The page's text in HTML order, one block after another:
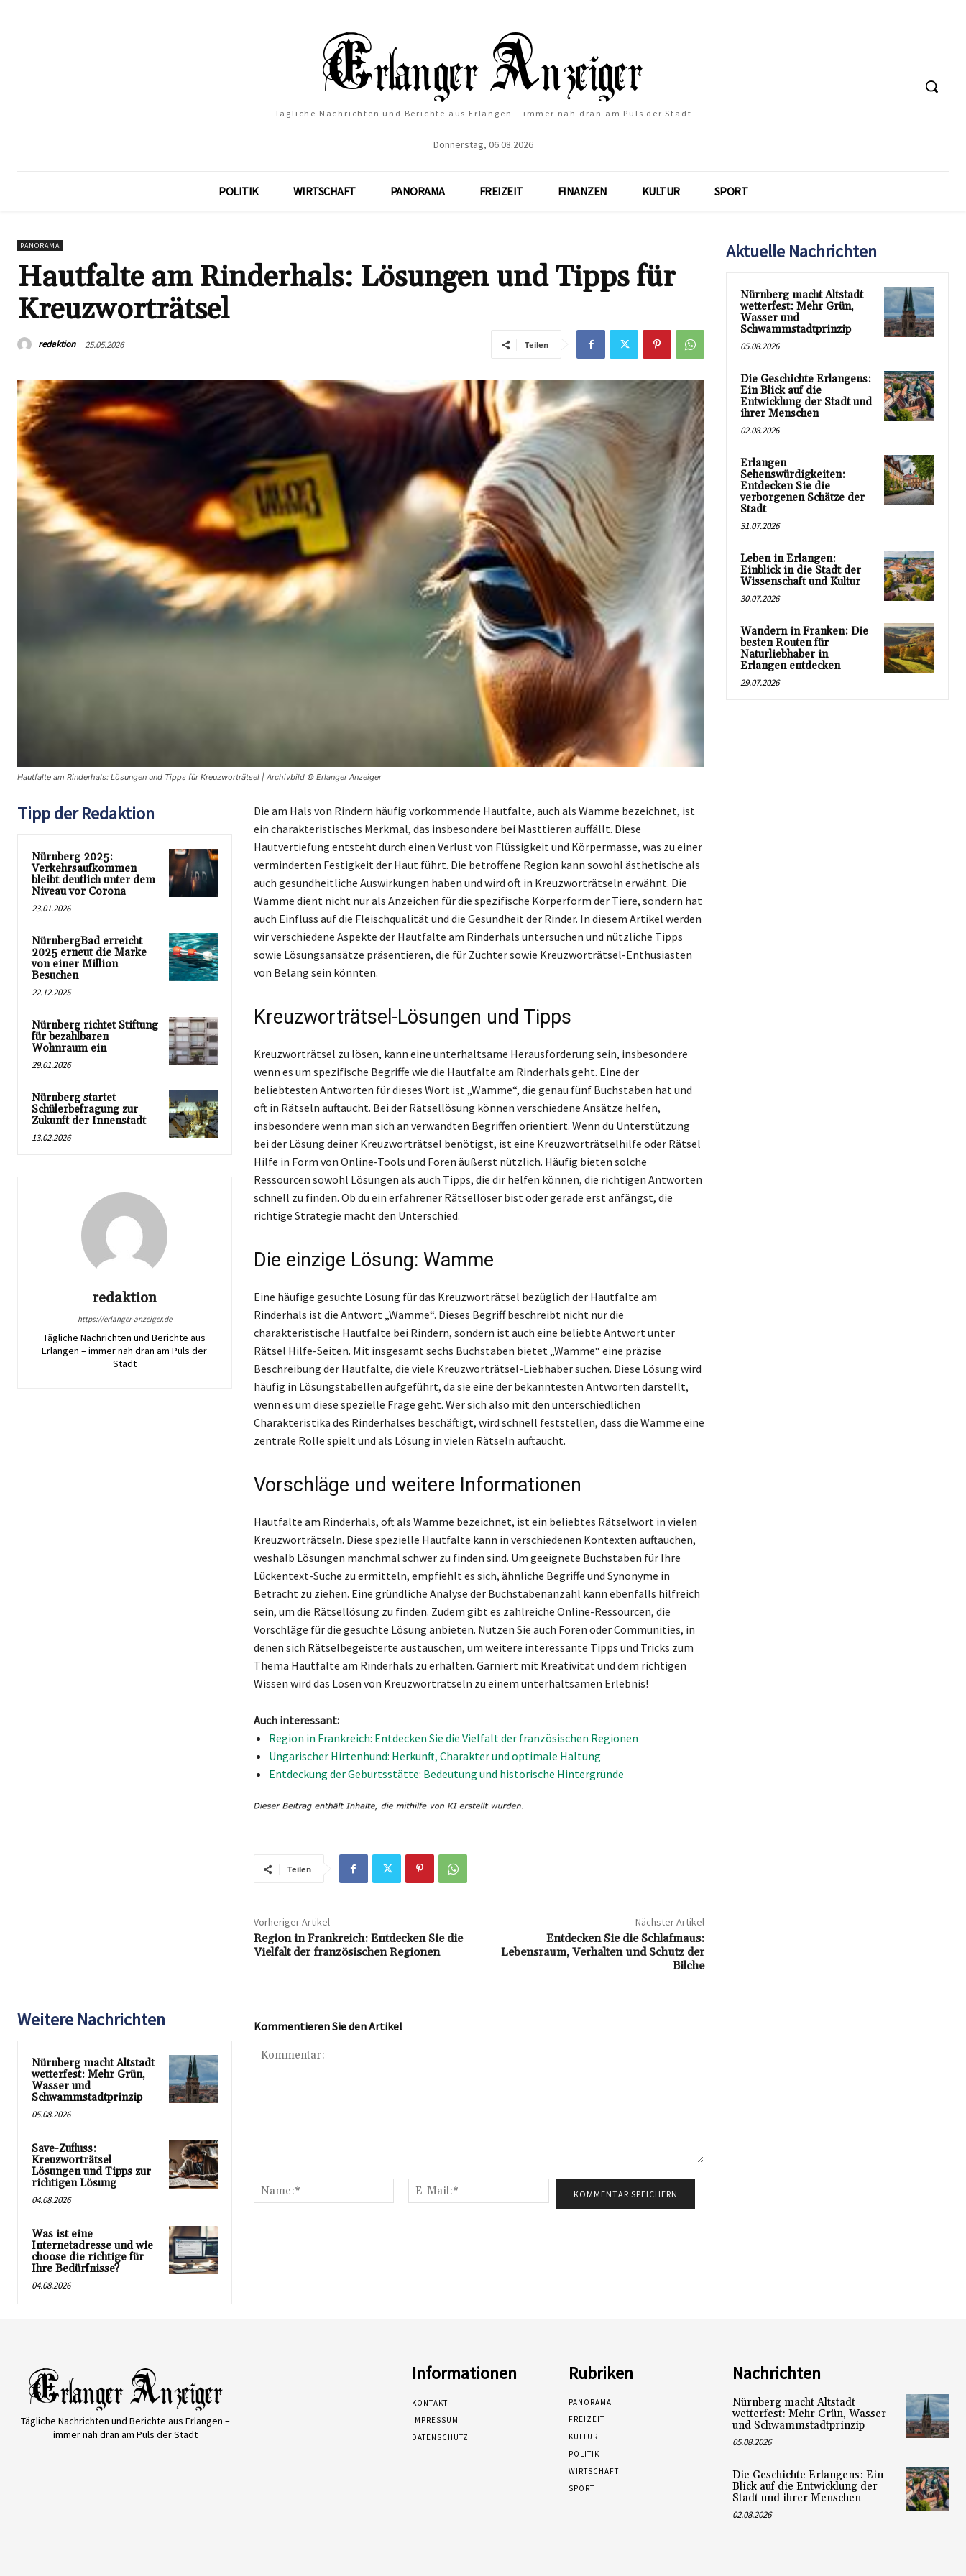
Tägliche Nachrichten und Berichte aus Erlangen – immer nah dran am Puls der Stadt
Donnerstag, 06.08.2026
POLITIK WIRTSCHAFT PANORAMA FREIZEIT FINANZEN KULTUR SPORT
PANORAMA
Hautfalte am Rinderhals: Lösungen und Tipps für
Kreuzworträtsel
redaktion 25.05.2026 Teilen
Hautfalte am Rinderhals: Lösungen und Tipps für Kreuzworträtsel | Archivbild © Erlanger Anzeiger
Tipp der Redaktion
Nürnberg 2025:
Verkehrsaufkommen
bleibt deutlich unter dem
Niveau vor Corona
23.01.2026
NürnbergBad erreicht
2025 erneut die Marke
von einer Million
Besuchen
22.12.2025
Nürnberg richtet Stiftung
für bezahlbaren
Wohnraum ein
29.01.2026
Nürnberg startet
Schülerbefragung zur
Zukunft der Innenstadt
13.02.2026
redaktion
https://erlanger-anzeiger.de
Tägliche Nachrichten und Berichte aus
Erlangen – immer nah dran am Puls der
Stadt
Die am Hals von Rindern häufig vorkommende Hautfalte, auch als Wamme bezeichnet, ist
ein charakteristisches Merkmal, das insbesondere bei Masttieren auffällt. Diese
Hautvertiefung entsteht durch einen Verlust von Flüssigkeit und Körpermasse, was zu einer
verminderten Festigkeit der Haut führt. Die betroffene Region kann sowohl ästhetische als
auch gesundheitliche Auswirkungen haben und wird oft in Kreuzworträtseln erwähnt. Die
Wamme dient nicht nur als Anzeichen für die spezifische Körperform der Tiere, sondern hat
auch Einfluss auf die Fleischqualität und die Gesundheit der Rinder. In diesem Artikel werden
wir verschiedene Aspekte der Hautfalte am Rinderhals untersuchen und nützliche Tipps
sowie Lösungsansätze präsentieren, die für Züchter sowie Kreuzworträtsel-Enthusiasten
von Belang sein könnten.
Kreuzworträtsel-Lösungen und Tipps
Kreuzworträtsel zu lösen, kann eine unterhaltsame Herausforderung sein, insbesondere
wenn es um spezifische Begriffe wie die Hautfalte am Rinderhals geht. Eine der
beliebtesten Antworten für dieses Wort ist „Wamme“, die genau fünf Buchstaben hat und
oft in Rätseln auftaucht. Bei der Rätsellösung können verschiedene Ansätze helfen,
insbesondere wenn man sich an verwandten Begriffen orientiert. Wenn du Unterstützung
bei der Lösung deiner Kreuzworträtsel benötigst, ist eine Kreuzworträtselhilfe oder Rätsel
Hilfe in Form von Online-Tools und Foren äußerst nützlich. Häufig bieten solche
Ressourcen sowohl Lösungen als auch Tipps, die dir helfen können, die richtigen Antworten
schnell zu finden. Ob du ein erfahrener Rätsellöser bist oder gerade erst anfängst, die
richtige Strategie macht den Unterschied.
Die einzige Lösung: Wamme
Eine häufige gesuchte Lösung für das Kreuzworträtsel bezüglich der Hautfalte am
Rinderhals ist die Antwort „Wamme“. Dieses Begriff beschreibt nicht nur die
charakteristische Hautfalte bei Rindern, sondern ist auch eine beliebte Antwort unter
Rätsel Hilfe-Seiten. Mit insgesamt sechs Buchstaben bietet „Wamme“ eine präzise
Beschreibung der Hautfalte, die viele Kreuzworträtsel-Liebhaber suchen. Diese Lösung wird
häufig in Lösungstabellen aufgeführt, da sie eine der bekanntesten Antworten darstellt,
wenn es um diese spezielle Frage geht. Wer sich also mit den unterschiedlichen
Charakteristika des Rinderhalses beschäftigt, wird schnell feststellen, dass die Wamme eine
zentrale Rolle spielt und als Lösung in vielen Rätseln auftaucht.
Vorschläge und weitere Informationen
Hautfalte am Rinderhals, oft als Wamme bezeichnet, ist ein beliebtes Rätselwort in vielen
Kreuzworträtseln. Diese spezielle Hautfalte kann in verschiedenen Kontexten auftauchen,
weshalb Lösungen manchmal schwer zu finden sind. Um geeignete Buchstaben für Ihre
Lückentext-Suche zu ermitteln, empfiehlt es sich, ähnliche Begriffe und Synonyme in
Betracht zu ziehen. Eine gründliche Analyse der Buchstabenanzahl kann ebenfalls hilfreich
sein, um die Rätsellösung zu finden. Zudem gibt es zahlreiche Online-Ressourcen, die
Vorschläge für die gesuchte Lösung anbieten. Nutzen Sie auch Foren oder Communities, in
denen sich Rätselbegeisterte austauschen, um weitere interessante Tipps und Tricks zum
Thema Hautfalte am Rinderhals zu erhalten. Garniert mit Kreativität und dem richtigen
Wissen wird das Lösen von Kreuzworträtseln zu einem unterhaltsamen Erlebnis!
Auch interessant:
Region in Frankreich: Entdecken Sie die Vielfalt der französischen Regionen
Ungarischer Hirtenhund: Herkunft, Charakter und optimale Haltung
Entdeckung der Geburtsstätte: Bedeutung und historische Hintergründe
Teilen
Vorheriger Artikel
Region in Frankreich: Entdecken Sie die
Vielfalt der französischen Regionen
Nächster Artikel
Entdecken Sie die Schlafmaus:
Lebensraum, Verhalten und Schutz der
Bilche
Weitere Nachrichten
Nürnberg macht Altstadt
wetterfest: Mehr Grün,
Wasser und
Schwammstadtprinzip
05.08.2026
Save-Zufluss:
Kreuzworträtsel
Lösungen und Tipps zur
richtigen Lösung
04.08.2026
Was ist eine
Internetadresse und wie
choose die richtige für
Ihre Bedürfnisse?
04.08.2026
Kommentieren Sie den Artikel
Name:*
Mail:*
Aktuelle Nachrichten
Nürnberg macht Altstadt
wetterfest: Mehr Grün,
Wasser und
Schwammstadtprinzip
05.08.2026
Die Geschichte Erlangens:
Ein Blick auf die
Entwicklung der Stadt und
ihrer Menschen
02.08.2026
Erlangen
Sehenswürdigkeiten:
Entdecken Sie die
verborgenen Schätze der
Stadt
31.07.2026
Leben in Erlangen:
Einblick in die Stadt der
Wissenschaft und Kultur
30.07.2026
Wandern in Franken: Die
besten Routen für
Naturliebhaber in
Erlangen entdecken
29.07.2026
Tägliche Nachrichten und Berichte aus Erlangen –
immer nah dran am Puls der Stadt
Informationen
KONTAKT
IMPRESSUM
DATENSCHUTZ
Rubriken
PANORAMA
FREIZEIT
KULTUR
POLITIK
WIRTSCHAFT
SPORT
Nachrichten
Nürnberg macht Altstadt
wetterfest: Mehr Grün, Wasser
und Schwammstadtprinzip
05.08.2026
Die Geschichte Erlangens: Ein
Blick auf die Entwicklung der
Stadt und ihrer Menschen
02.08.2026